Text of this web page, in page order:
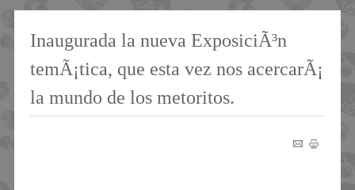
Inaugurada la nueva ExposiciÃ³n
temÃ¡tica, que esta vez nos acercarÃ¡
la mundo de los metoritos.